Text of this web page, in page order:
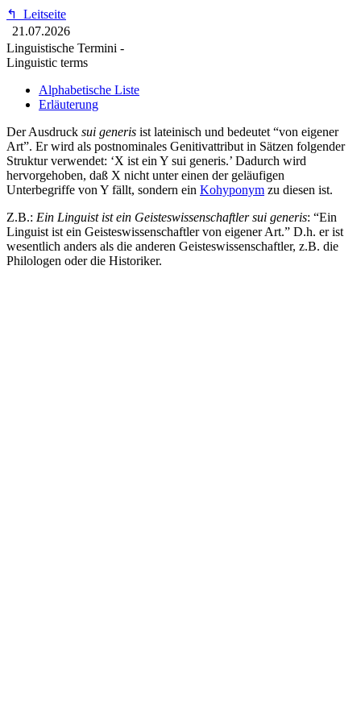
↰
Leitseite
21.07.2026
Linguistische Termini -
Linguistic terms
Alphabetische Liste
Erläuterung
Der Ausdruck sui generis ist lateinisch und bedeutet “von eigener
Art”. Er wird als postnominales Genitivattribut in Sätzen folgender
Struktur verwendet: ‘X ist ein Y sui generis.’ Dadurch wird
hervorgehoben, daß X nicht unter einen der geläufigen
Unterbegriffe von Y fällt, sondern ein Kohyponym zu diesen ist.
Z.B.: Ein Linguist ist ein Geisteswissenschaftler sui generis: “Ein
Linguist ist ein Geisteswissenschaftler von eigener Art.” D.h. er ist
wesentlich anders als die anderen Geisteswissenschaftler, z.B. die
Philologen oder die Historiker.